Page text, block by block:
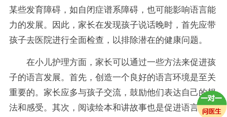
某些发育障碍，如自闭症谱系障碍，也可能影响语言能
力的发展。因此，家长在发现孩子说话晚时，首先应带
孩子去医院进行全面检查，以排除潜在的健康问题。
在小儿护理方面，家长可以通过一些方法来促进孩
子的语言发展。首先，创造一个良好的语言环境是至关
重要的。家长应多与孩子交流，鼓励他们表达自己的想
法和感受。其次，阅读绘本和讲故事也是促进语言发展